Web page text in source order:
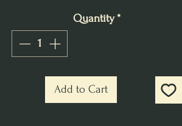
Quantity*
Add to Cart